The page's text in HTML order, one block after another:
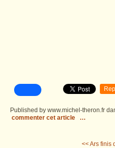
Published by www.michel-theron.fr
commenter cet article
…
<< Ars finis